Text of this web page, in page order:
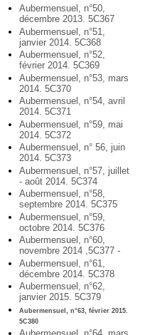
Aubermensuel, n°50,
décembre 2013. 5C367
Aubermensuel, n°51,
janvier 2014. 5C368
Aubermensuel, n°52,
février 2014. 5C369
Aubermensuel, n°53, mars
2014. 5C370
Aubermensuel, n°54, avril
2014. 5C371
Aubermensuel, n°59, mai
2014. 5C372
Aubermensuel, n° 56, juin
2014. 5C373
Aubermensuel, n°57, juillet
- août 2014. 5C374
Aubermensuel, n°58,
septembre 2014. 5C375
Aubermensuel, n°59,
octobre 2014. 5C376
Aubermensuel, n°60,
novembre 2014 ,5C377 -
Aubermensuel, n°61,
décembre 2014. 5C378
Aubermensuel, n°62,
janvier 2015. 5C379
Aubermensuel, n°63, février 2015.
5C380